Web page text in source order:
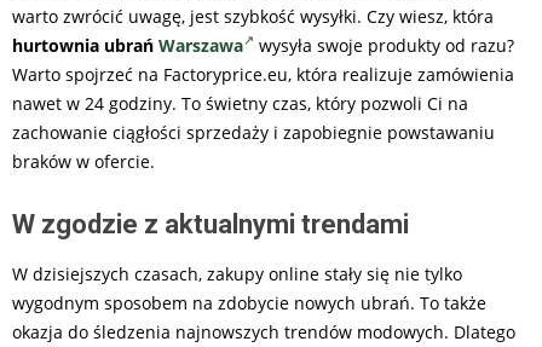
warto zwrócić uwagę, jest szybkość wysyłki. Czy wiesz, która
hurtownia ubrań Warszawa
wysyła swoje produkty od razu?
Warto spojrzeć na Factoryprice.eu, która realizuje zamówienia
nawet w 24 godziny. To świetny czas, który pozwoli Ci na
zachowanie ciągłości sprzedaży i zapobiegnie powstawaniu
braków w ofercie.
W zgodzie z aktualnymi trendami
W dzisiejszych czasach, zakupy online stały się nie tylko
wygodnym sposobem na zdobycie nowych ubrań. To także
okazja do śledzenia najnowszych trendów modowych. Dlatego